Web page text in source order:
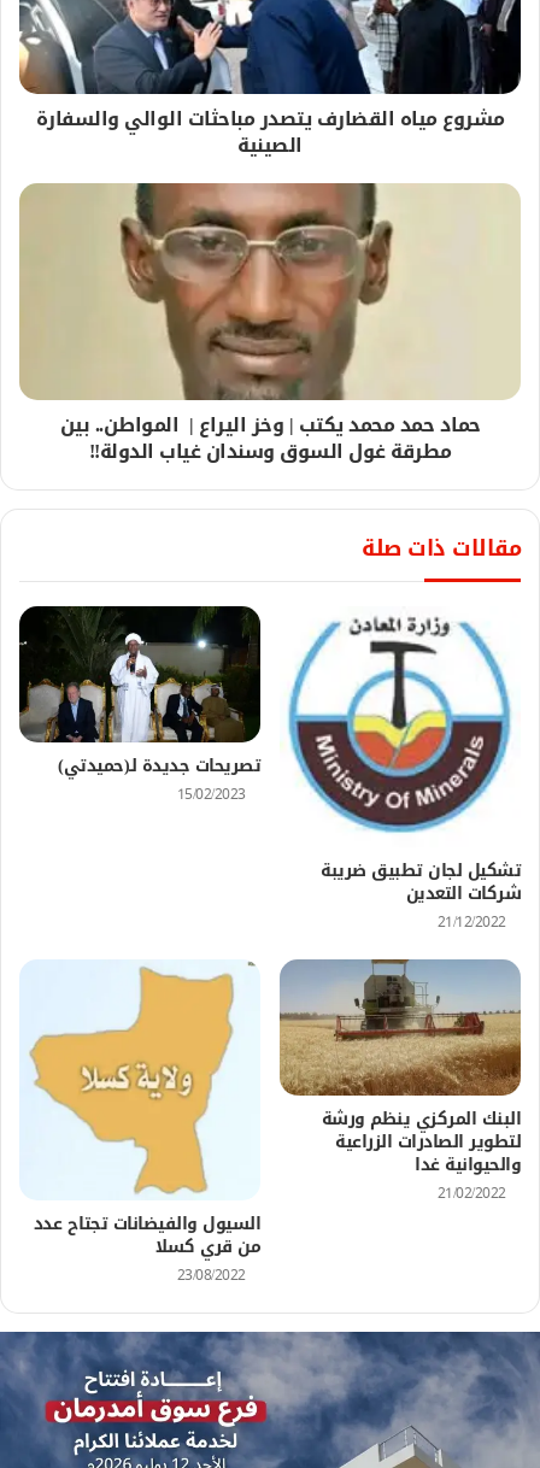
مشروع مياه القضارف يتصدر مباحثات الوالي والسفارة
الصينية
حماد حمد محمد يكتب | وخز اليراع | المواطن.. بين
مطرقة غول السوق وسندان غياب الدولة!!
مقالات ذات صلة
تشكيل لجان تطبيق ضريبة
شركات التعدين
21/12/2022
تصريحات جديدة لـ(حميدتي)
15/02/2023
البنك المركزي ينظم ورشة
لتطوير الصادرات الزراعية
والحيوانية غدا
21/02/2022
السيول والفيضانات تجتاح عدد
من قري كسلا
23/08/2022